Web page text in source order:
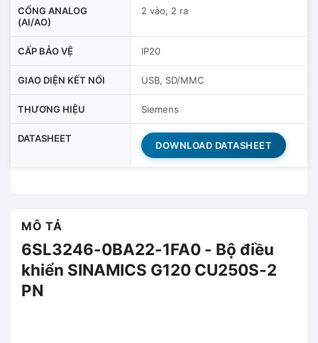
CỔNG ANALOG
(AI/AO)
2 vào, 2 ra
CẤP BẢO VỆ IP20
GIAO DIỆN KẾT NỐI USB, SD/MMC
THƯƠNG HIỆU Siemens
DATASHEET
DOWNLOAD DATASHEET
MÔ TẢ
6SL3246-0BA22-1FA0 - Bộ điều
khiển SINAMICS G120 CU250S-2
PN